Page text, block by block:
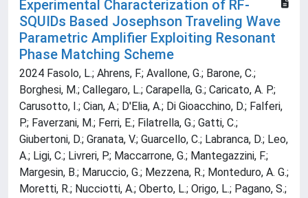
Experimental Characterization of RF-
SQUIDs Based Josephson Traveling Wave
Parametric Amplifier Exploiting Resonant
Phase Matching Scheme
2024 Fasolo, L.; Ahrens, F.; Avallone, G.; Barone, C.;
Borghesi, M.; Callegaro, L.; Carapella, G.; Caricato, A. P.;
Carusotto, I.; Cian, A.; D'Elia, A.; Di Gioacchino, D.; Falferi,
P.; Faverzani, M.; Ferri, E.; Filatrella, G.; Gatti, C.;
Giubertoni, D.; Granata, V.; Guarcello, C.; Labranca, D.; Leo,
A.; Ligi, C.; Livreri, P.; Maccarrone, G.; Mantegazzini, F.;
Margesin, B.; Maruccio, G.; Mezzena, R.; Monteduro, A. G.;
Moretti, R.; Nucciotti, A.; Oberto, L.; Origo, L.; Pagano, S.;